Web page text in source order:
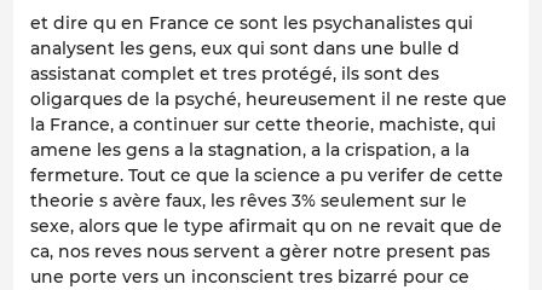
et dire qu en France ce sont les psychanalistes qui
analysent les gens, eux qui sont dans une bulle d
assistanat complet et tres protégé, ils sont des
oligarques de la psyché, heureusement il ne reste que
la France, a continuer sur cette theorie, machiste, qui
amene les gens a la stagnation, a la crispation, a la
fermeture. Tout ce que la science a pu verifer de cette
theorie s avère faux, les rêves 3% seulement sur le
sexe, alors que le type afirmait qu on ne revait que de
ca, nos reves nous servent a gèrer notre present pas
une porte vers un inconscient tres bizarré pour ce